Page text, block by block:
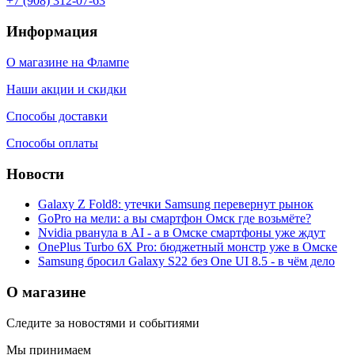
Информация
О магазине на Флампе
Наши акции и скидки
Способы доставки
Способы оплаты
Новости
Galaxy Z Fold8: утечки Samsung перевернут рынок
GoPro на мели: а вы смартфон Омск где возьмёте?
Nvidia рванула в AI - а в Омске смартфоны уже ждут
OnePlus Turbo 6X Pro: бюджетный монстр уже в Омске
Samsung бросил Galaxy S22 без One UI 8.5 - в чём дело
О магазине
Следите за новостями и событиями
Мы принимаем